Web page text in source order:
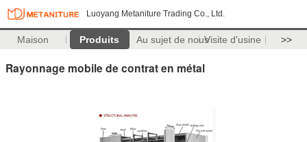
Luoyang Metaniture Trading Co., Ltd.
Maison Produits Au sujet de nousVisite d'usine >>
Rayonnage mobile de contrat en métal